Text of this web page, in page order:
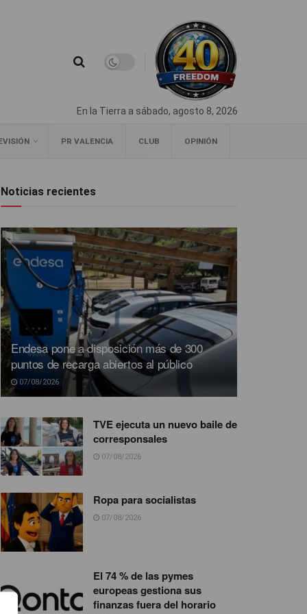
En la Tierra a sábado, agosto 8, 2026
PR VALENCIA CLUB OPINIÓN
Noticias recientes
Endesa pone a disposición más de 300
puntos de recarga abiertos al público
07/08/2026
TVE ejecuta un nuevo baile de
corresponsales
07/08/2026
Ropa para socialistas
07/08/2026
El 74 % de las pymes
europeas gestiona sus
finanzas fuera del horario